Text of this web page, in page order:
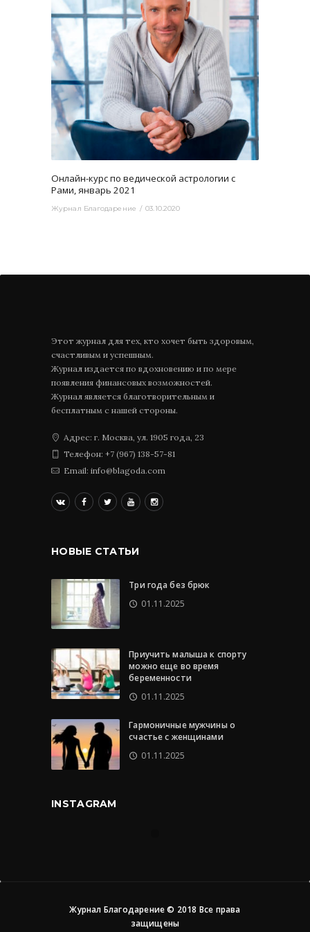
Онлайн-курс по ведической астрологии с
Рами, январь 2021
Журнал Благодарение 03.10.2020
Этот журнал для тех, кто хочет быть здоровым,
счастливым и успешным.
Журнал издается по вдохновению и по мере
появления финансовых возможностей.
Журнал является благотворительным и
бесплатным с нашей стороны.
Адрес: г. Москва, ул. 1905 года, 23
Телефон: +7 (967) 138-57-81
Email: info@blagoda.com
НОВЫЕ СТАТЬИ
Три года без брюк
01.11.2025
Приучить малыша к спорту
можно еще во время
беременности
01.11.2025
Гармоничные мужчины о
счастье с женщинами
01.11.2025
INSTAGRAM
Журнал Благодарение © 2018 Все права
защищены